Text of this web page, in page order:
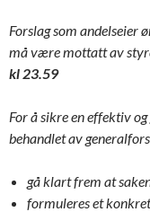
Forslag som andelseier
må være mottatt av
kl 23.59
For å sikre en effektiv
behandlet av
gå klart frem at
formuleres et